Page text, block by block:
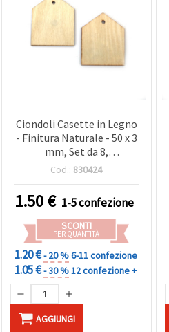
Ciondoli Casette in Legno
- Finitura Naturale - 50 x 3
mm, Set da 8,
Scrapbooking,
Progetti
Cod.: 830424
1.50€ 1-5 confezione
SCONTI
PER QUANTITÀ
1.20 €- 20 %6-11 confezione
1.05 €- 30 %12 confezione +
AGGIUNGI